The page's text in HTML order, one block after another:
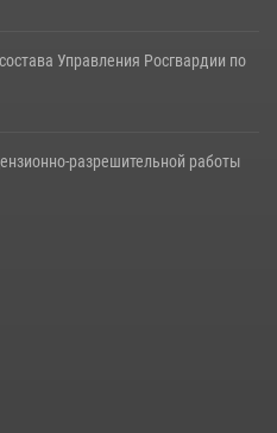
Управления Росгвардии по
разрешительной работы